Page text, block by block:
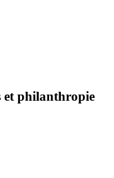
et philanthropie